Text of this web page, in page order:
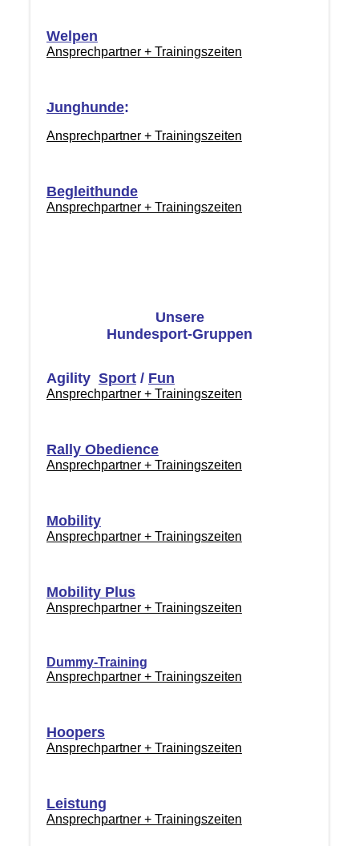
Welpen
Ansprechpartner + Trainingszeiten
Junghunde:
Ansprechpartner + Trainingszeiten
Begleithunde
Ansprechpartner + Trainingszeiten
Unsere
Hundesport-Gruppen
Agility Sport/ Fun
Ansprechpartner + Trainingszeiten
Rally Obedience
Ansprechpartner + Trainingszeiten
Mobility
Ansprechpartner + Trainingszeiten
Mobility Plus
Ansprechpartner + Trainingszeiten
Dummy-Training
Ansprechpartner + Trainingszeiten
Hoopers
Ansprechpartner + Trainingszeiten
Leistung
Ansprechpartner + Trainingszeiten